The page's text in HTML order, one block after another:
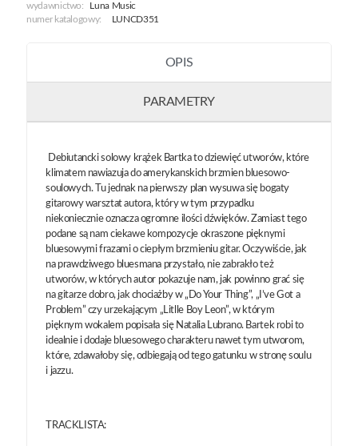
wydawnictwo:
Luna Music
numer katalogowy:
LUNCD351
OPIS
PARAMETRY
Debiutancki solowy krążek Bartka to dziewięć utworów, które
klimatem nawiazuja do amerykanskich brzmien bluesowo-
soulowych. Tu jednak na pierwszy plan wysuwa się bogaty
gitarowy warsztat autora, który w tym przypadku
niekoniecznie oznacza ogromne ilości dźwięków. Zamiast tego
podane są nam ciekawe kompozycje okraszone pięknymi
bluesowymi frazami o ciepłym brzmieniu gitar. Oczywiście, jak
na prawdziwego bluesmana przystało, nie zabrakło też
utworów, w których autor pokazuje nam, jak powinno grać się
na gitarze dobro, jak chociażby w „Do Your Thing”, „I’ve Got a
Problem” czy urzekającym „Litlle Boy Leon”, w którym
pięknym wokalem popisała się Natalia Lubrano. Bartek robi to
idealnie i dodaje bluesowego charakteru nawet tym utworom,
które, zdawałoby się, odbiegają od tego gatunku w stronę soulu
i jazzu.
TRACKLISTA: